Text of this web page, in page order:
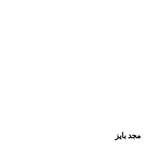
مجد بايز